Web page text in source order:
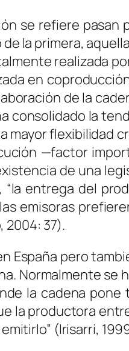
se refiere pasan
la primera,
realizada
en
de la
consolidado la
mayor flexibilidad
—factor
de una
entrega del
emisoras
2004: 37).
España pero
Normalmente se
la cadena pone
la productora
(Irisarri,